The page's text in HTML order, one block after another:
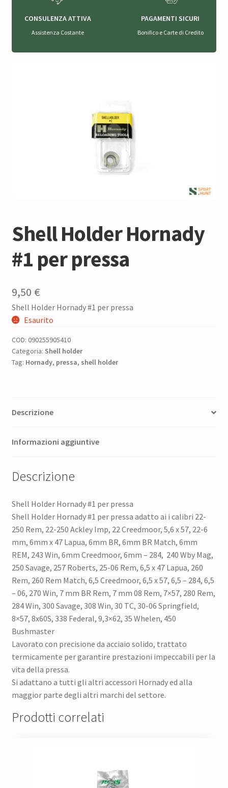
CONSULENZA ATTIVA
Assistenza Costante
PAGAMENTI SICURI
Bonifico e Carte di Credito
Shell Holder Hornady
#1 per pressa
9,50 €
Shell Holder Hornady #1 per pressa
Esaurito
COD: 090255905410
Categoria: Shell holder
Tag: Hornady, pressa, shell holder
Descrizione
Informazioni aggiuntive
Descrizione
Shell Holder Hornady #1 per pressa
Shell Holder Hornady #1 per pressa adatto ai i calibri 22-
250 Rem, 22-250 Ackley Imp, 22 Creedmoor, 5,6 x 57, 22-6
mm, 6mm x 47 Lapua, 6mm BR, 6mm BR Match, 6mm
REM, 243 Win, 6mm Creedmoor, 6mm – 284, 240 Wby Mag,
250 Savage, 257 Roberts, 25-06 Rem, 6,5 x 47 Lapua, 260
Rem, 260 Rem Match, 6,5 Creedmoor, 6,5 x 57, 6,5 – 284, 6,5
– 06, 270 Win, 7 mm BR Rem, 7 mm 08 Rem, 7×57, 280 Rem,
284 Win, 300 Savage, 308 Win, 30 TC, 30-06 Springfield,
8×57, 8x60S, 338 Federal, 9,3×62, 35 Whelen, 450
Bushmaster
Lavorato con precisione da acciaio solido, trattato
termicamente per garantire prestazioni impeccabili per la
vita della pressa.
Si adattano a tutti gli altri accessori Hornady ed alla
maggior parte degli altri marchi del settore.
Prodotti correlati